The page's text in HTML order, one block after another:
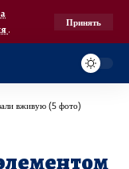
.
Принять
вживую (5 фото)